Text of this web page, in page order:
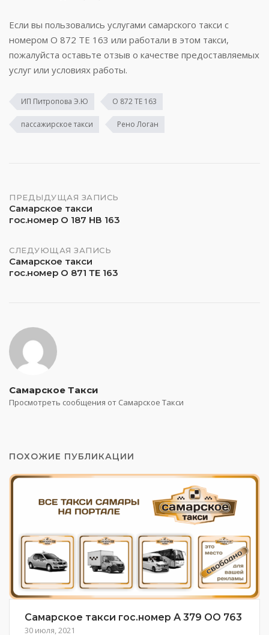
Если вы пользовались услугами самарского такси с
номером О 872 ТЕ 163 или работали в этом такси,
пожалуйста оставьте отзыв о качестве предоставляемых
услуг или условиях работы.
ИП Питропова Э.Ю О 872 ТЕ 163
пассажирское такси Рено Логан
Навигация
по
записям
ПРЕДЫДУЩАЯ ЗАПИСЬ
Самарское такси
гос.номер О 187 НВ 163
СЛЕДУЮЩАЯ ЗАПИСЬ
Самарское такси
гос.номер О 871 ТЕ 163
Самарское Такси
Просмотреть сообщения от Самарское Такси
ПОХОЖИЕ ПУБЛИКАЦИИ
Самарское такси гос.номер А 379 ОО 763
30 июля, 2021